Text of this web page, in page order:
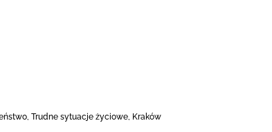
Trudne sytuacje życiowe, Kraków